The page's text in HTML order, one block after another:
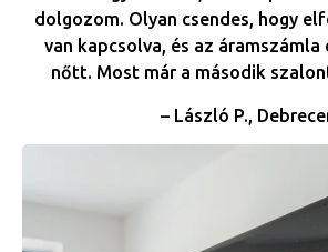
dolgozom. Olyan csendes, hogy
van kapcsolva, és az áramszámla
nőtt. Most már a második
– László P.,